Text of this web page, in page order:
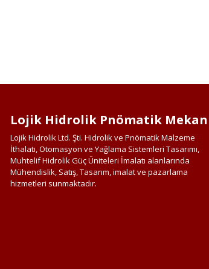
Lojik Hidrolik Pnömatik
Lojik Hidrolik Ltd. Şti. Hidrolik ve Pnömatik Malzeme
İthalatı, Otomasyon ve Yağlama Sistemleri Tasarımı,
Muhtelif Hidrolik Güç Üniteleri İmalatı alanlarında
Mühendislik, Satış, Tasarım, imalat ve pazarlama
hizmetleri sunmaktadır.